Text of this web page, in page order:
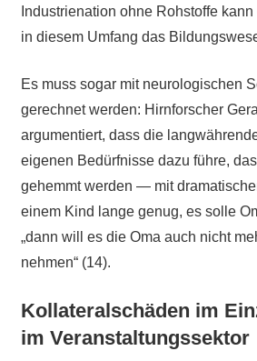
Industrienation ohne Rohstoffe
in diesem Umfang das
Es muss sogar mit neurologischen
gerechnet werden: Hirnforscher
argumentiert, dass die
eigenen Bedürfnisse dazu führe,
gehemmt werden — mit
einem Kind lange genug, es solle
„dann will es die Oma auch nicht
nehmen“ (14).
Kollateralschäden im
im Veranstaltungssektor